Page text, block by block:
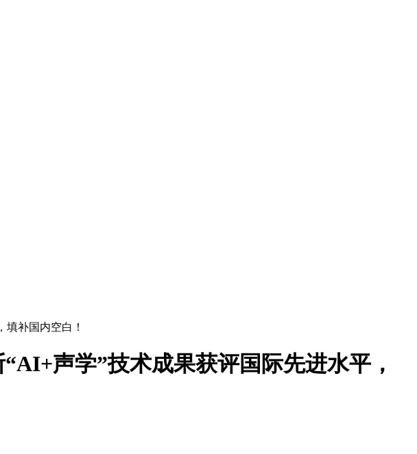
补国内空白！
声学”技术成果获评国际先进水平，